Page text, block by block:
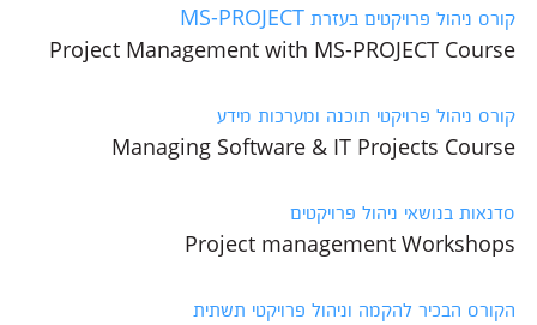
קורס ניהול פרויקטים בעזרת MS-PROJECT
Project Management with MS-PROJECT Course
קורס ניהול פרויקטי תוכנה ומערכות מידע
Managing Software & IT Projects Course
סדנאות בנושאי ניהול פרויקטים
Project management Workshops
הקורס הבכיר להקמה וניהול פרויקטי תשתית